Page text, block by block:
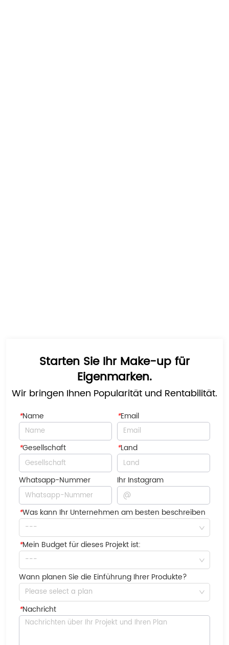
Starten Sie Ihr Make-up für
Eigenmarken.
Wir bringen Ihnen Popularität und Rentabilität.
*Name *Email
*Gesellschaft *Land
Whatsapp-Nummer Ihr Instagram
*Was kann Ihr Unternehmen am besten beschreiben
---
*Mein Budget für dieses Projekt ist:
---
Wann planen Sie die Einführung Ihrer Produkte?
Please select a plan
*Nachricht